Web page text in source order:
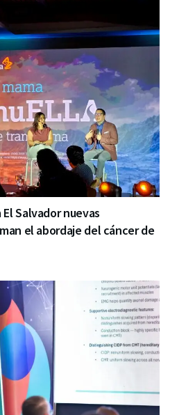
Salvador nuevas
el abordaje del cáncer de